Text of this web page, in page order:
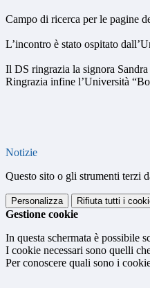
Campo di ricerca per le pagine
L’incontro è stato ospitato
Il DS ringrazia la signora
Ringrazia infine l’Università
Notizie
Questo sito o gli strumenti terzi
Personalizza Rifiuta tutti i
Gestione cookie
In questa schermata è possibile
I cookie necessari sono quelli
Per conoscere quali sono i